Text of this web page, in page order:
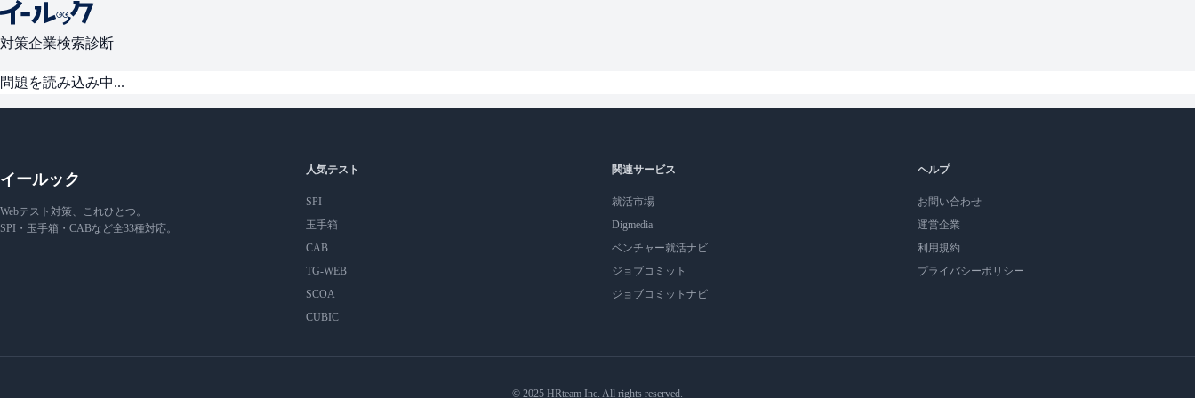
対策企業検索診断
問題を読み込み中...
イールック
Webテスト対策、これひとつ。
SPI・玉手箱・CABなど全33種対応。
人気テスト
SPI
玉手箱
CAB
TG-WEB
SCOA
CUBIC
関連サービス
就活市場
Digmedia
ベンチャー就活ナビ
ジョブコミット
ジョブコミットナビ
ヘルプ
お問い合わせ
運営企業
利用規約
プライバシーポリシー
© 2025 HRteam Inc. All rights reserved.